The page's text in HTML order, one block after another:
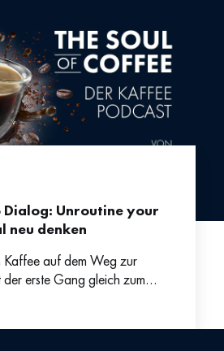
Dialog: Unroutine your
neu denken
auf dem Weg zur
erste Gang gleich zum